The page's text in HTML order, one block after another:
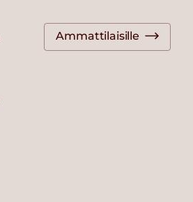
Ammattilaisille